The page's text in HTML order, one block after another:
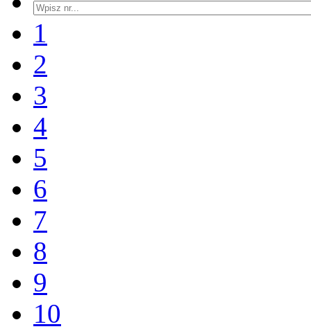
1
2
3
4
5
6
7
8
9
10